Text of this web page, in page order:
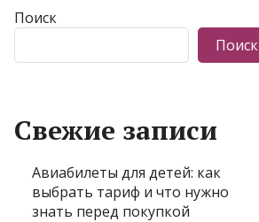
Поиск
Поиск
Свежие записи
Авиабилеты для детей: как
выбрать тариф и что нужно
знать перед покупкой